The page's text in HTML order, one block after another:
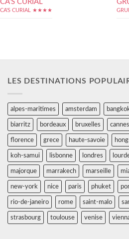
CA’S CURIAL
CA'S CURIAL ★★★★
LES DESTINATIONS
alpes-maritimes amsterdam
biarritz bordeaux bruxelles cannes
florence grece haute-savoie
koh-samui lisbonne londres
majorque marrakech marseille
new-york nice paris phuket
rio-de-janeiro rome saint-malo
strasbourg toulouse venise